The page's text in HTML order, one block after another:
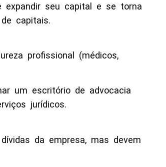
expandir seu capital e se torna
capitais.
profissional (médicos,
um escritório de advocacia
jurídicos.
da empresa, mas devem